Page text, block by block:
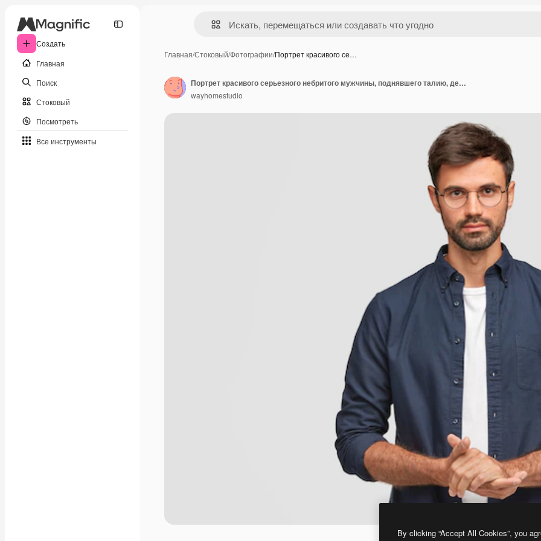
Создать
Главная
Поиск
Стоковый
Посмотреть
Все инструменты
Главная/Стоковый/Фотографии/Портрет красивого се…
Портрет красивого серьезного небритого мужчины, поднявшего талию, держит руки вместе, одет в синюю рубашку, разговаривает с собеседником, стоит у белой стены. Самоуверенный человек-фрилансер
wayhomestudio
By clicking “Accept All Cookies”, you